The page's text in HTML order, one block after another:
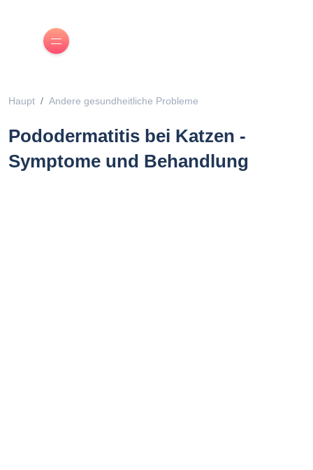
Haupt Andere gesundheitliche Probleme
Pododermatitis bei Katzen -
Symptome und Behandlung